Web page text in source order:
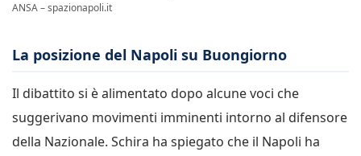
ANSA – spazionapoli.it
La posizione del Napoli su Buongiorno
Il dibattito si è alimentato dopo alcune voci che
suggerivano movimenti imminenti intorno al difensore
della Nazionale. Schira ha spiegato che il Napoli ha